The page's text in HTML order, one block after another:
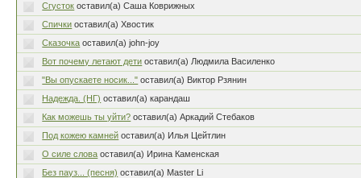
Сгусток оставил(а) Саша Коврижных
Спички оставил(а) Хвостик
Сказочка оставил(а) john-joy
Вот почему летают дети оставил(а) Людмила Василенко
"Вы опускаете носик..." оставил(а) Виктор Рзянин
Надежда. (НГ) оставил(а) карандаш
Как можешь ты уйти? оставил(а) Аркадий Стебаков
Под кожею камней оставил(а) Илья Цейтлин
О силе слова оставил(а) Ирина Каменская
Без пауз... (песня) оставил(а) Master Li